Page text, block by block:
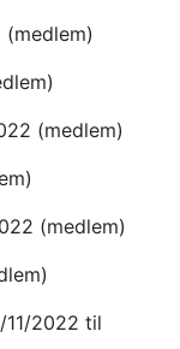
(medlem)
(medlem)
(medlem)
11/2022 til